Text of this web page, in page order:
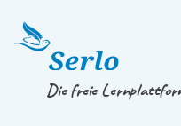
Springe zum
Die freie